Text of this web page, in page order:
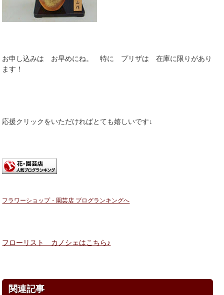
お申し込みは お早めにね。 特に プリザは 在庫に限りがあり
ます！
応援クリックをいただければとても嬉しいです↓
フラワーショップ・園芸店 ブログランキングへ
フローリスト カノシェはこちら♪
関連記事